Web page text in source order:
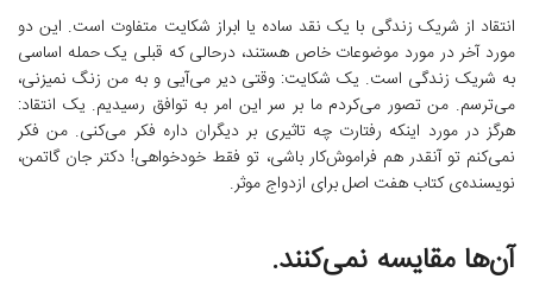
انتقاد از شریک زندگی با یک نقد ساده یا ابراز شکایت متفاوت است. این دو
مورد آخر در مورد موضوعات خاص هستند، درحالی‌ که قبلی یک حمله اساسی
به شریک زندگی است. یک شکایت: وقتی دیر می‌آیی و به من زنگ نمیزنی،
می‌ترسم. من تصور می‌کردم ما بر سر این امر به توافق رسیدیم. یک انتقاد:
هرگز در مورد اینکه رفتارت چه تاثیری بر دیگران داره فکر می‌کنی. من فکر
نمی‌کنم تو آنقدر هم فراموش‌کار باشی، تو فقط خودخواهی! دکتر جان گاتمن،
نویسنده‌ی کتاب هفت اصل برای ازدواج موثر.
آن‌ها مقایسه نمی‌کنند.